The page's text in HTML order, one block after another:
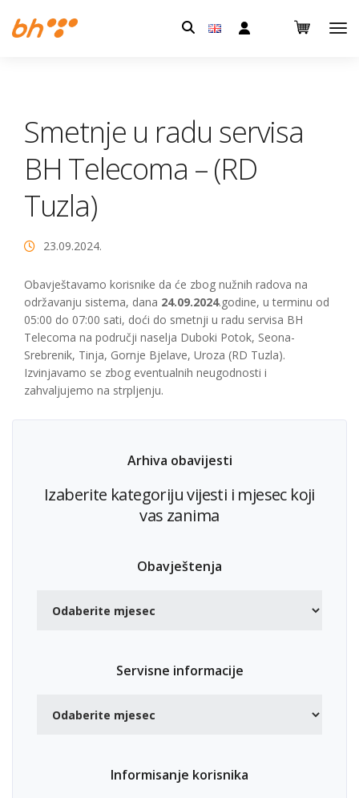
Pretraga:
Smetnje u radu servisa
BH Telecoma – (RD
Tuzla)
23.09.2024.
Obavještavamo korisnike da će zbog nužnih radova na
održavanju sistema, dana 24.09.2024.godine, u terminu od
05:00 do 07:00 sati, doći do smetnji u radu servisa BH
Telecoma na područji naselja Duboki Potok, Seona-
Srebrenik, Tinja, Gornje Bjelave, Uroza (RD Tuzla).
Izvinjavamo se zbog eventualnih neugodnosti i
zahvaljujemo na strpljenju.
Arhiva obavijesti
Izaberite kategoriju vijesti i mjesec koji
vas zanima
Obavještenja
Servisne informacije
Informisanje korisnika